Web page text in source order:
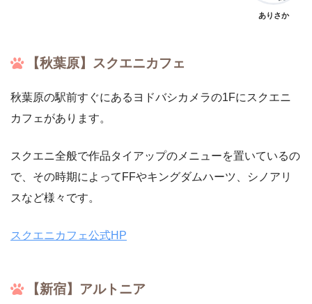
ありさか
【秋葉原】スクエニカフェ
秋葉原の駅前すぐにあるヨドバシカメラの1Fにスクエニ
カフェがあります。
スクエニ全般で作品タイアップのメニューを置いているの
で、その時期によってFFやキングダムハーツ、シノアリ
スなど様々です。
スクエニカフェ公式HP
【新宿】アルトニア